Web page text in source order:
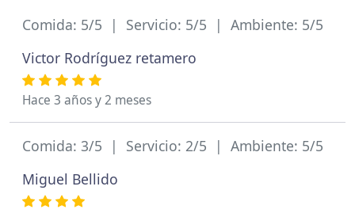
Comida: 5/5 | Servicio: 5/5 | Ambiente: 5/5
Victor Rodríguez retamero
Hace 3 años y 2 meses
Comida: 3/5 | Servicio: 2/5 | Ambiente: 5/5
Miguel Bellido